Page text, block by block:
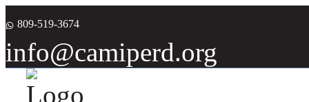
809-519-3674
info@camiperd.org